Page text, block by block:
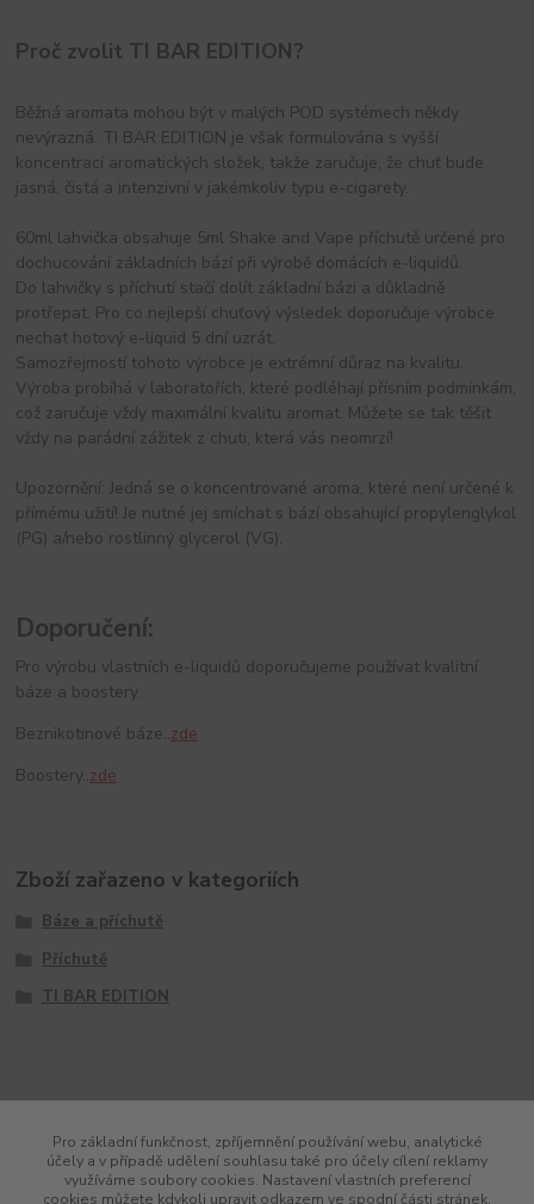
Proč zvolit TI BAR EDITION?
Běžná aromata mohou být v malých POD systémech někdy
nevýrazná. TI BAR EDITION je však formulována s vyšší
koncentrací aromatických složek, takže zaručuje, že chuť bude
jasná, čistá a intenzivní v jakémkoliv typu e-cigarety.
60ml lahvička obsahuje 5ml Shake and Vape příchutě určené pro
dochucování základních bází při výrobě domácích e-liquidů.
Do lahvičky s příchutí stačí dolít základní bázi a důkladně
protřepat. Pro co nejlepší chuťový výsledek doporučuje výrobce
nechat hotový e-liquid 5 dní uzrát.
Samozřejmostí tohoto výrobce je extrémní důraz na kvalitu.
Výroba probíhá v laboratořích, které podléhají přísním podmínkám,
což zaručuje vždy maximální kvalitu aromat. Můžete se tak těšit
vždy na parádní zážitek z chuti, která vás neomrzí!
Upozornění: Jedná se o koncentrované aroma, které není určené k
přímému užití! Je nutné jej smíchat s bází obsahující propylenglykol
(PG) a/nebo rostlinný glycerol (VG).
Doporučení:
Pro výrobu vlastních e-liquidů doporučujeme používat kvalitní
báze a boostery.
Beznikotinové báze..zde
Boostery..zde
Zboží zařazeno v kategoriích
Báze a příchutě
Příchutě
TI BAR EDITION
Pro základní funkčnost, zpříjemnění používání webu, analytické
účely a v případě udělení souhlasu také pro účely cílení reklamy
využíváme soubory cookies. Nastavení vlastních preferencí
cookies můžete kdykoli upravit odkazem ve spodní části stránek.